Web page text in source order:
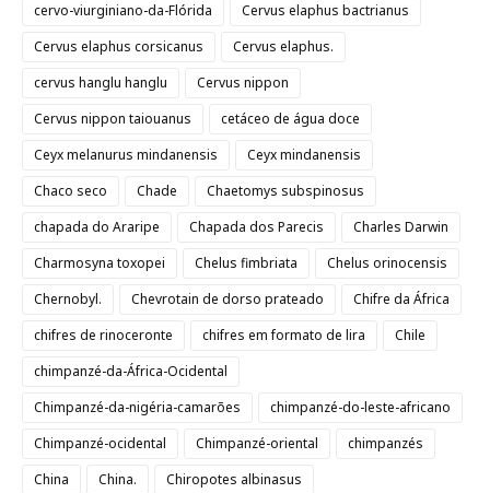
cervo-viurginiano-da-Flórida
Cervus elaphus bactrianus
Cervus elaphus corsicanus
Cervus elaphus.
cervus hanglu hanglu
Cervus nippon
Cervus nippon taiouanus
cetáceo de água doce
Ceyx melanurus mindanensis
Ceyx mindanensis
Chaco seco
Chade
Chaetomys subspinosus
chapada do Araripe
Chapada dos Parecis
Charles Darwin
Charmosyna toxopei
Chelus fimbriata
Chelus orinocensis
Chernobyl.
Chevrotain de dorso prateado
Chifre da África
chifres de rinoceronte
chifres em formato de lira
Chile
chimpanzé-da-África-Ocidental
Chimpanzé-da-nigéria-camarões
chimpanzé-do-leste-africano
Chimpanzé-ocidental
Chimpanzé-oriental
chimpanzés
China
China.
Chiropotes albinasus